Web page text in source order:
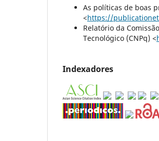
As políticas de boas
<https://
Relatório da
Tecnológico (CNPq) <
Indexadores